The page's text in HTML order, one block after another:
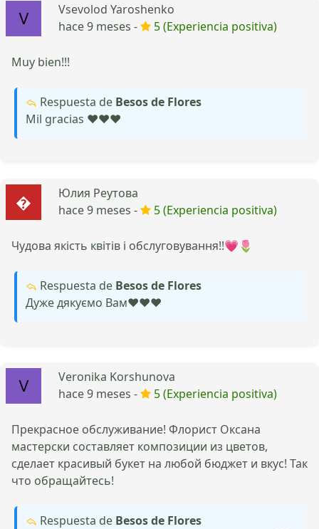
Vsevolod Yaroshenko
hace 9 meses -
5 (Experiencia positiva)
Muy bien!!!
Respuesta de Besos de Flores
Mil gracias ❤️❤️❤️
Юлия Реутова
hace 9 meses -
5 (Experiencia positiva)
Чудова якість квітів і обслуговування!!💗🌷
Respuesta de Besos de Flores
Дуже дякуємо Вам❤️❤️❤️
Veronika Korshunova
hace 9 meses -
5 (Experiencia positiva)
Прекрасное обслуживание! Флорист Оксана
мастерски составляет композиции из цветов,
сделает красивый букет на любой бюджет и вкус! Так
что обращайтесь!
Respuesta de Besos de Flores